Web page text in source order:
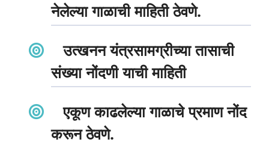
नेलेल्या गाळाची माहिती ठेवणे.
उत्खनन यंत्रसामग्रीच्या तासाची
संख्या नोंदणी याची माहिती
एकूण काढलेल्या गाळाचे प्रमाण नोंद
करून ठेवणे.